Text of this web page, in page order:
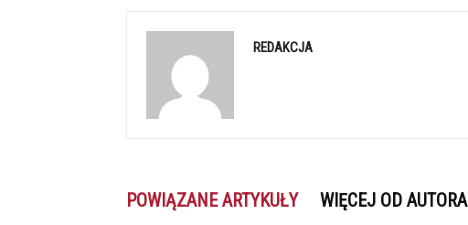
REDAKCJA
POWIĄZANE ARTYKUŁY WIĘCEJ OD AUTORA